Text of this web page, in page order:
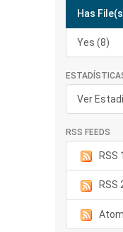
Has
Yes (8)
Ver
RSS FEEDS
RSS
RSS
Atom